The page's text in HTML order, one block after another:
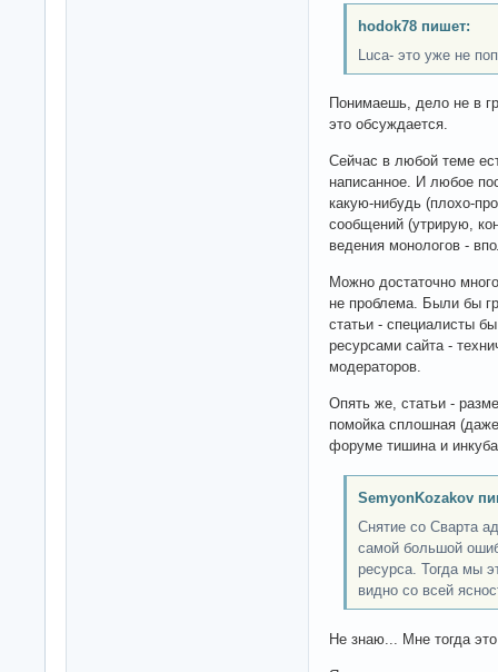
hodok78 пишет:
Luca- это уже не
Понимаешь, дело не в
это обсуждается.
Сейчас в любой теме
написанное. И любое
какую-нибудь (плохо-
сообщений (утрирую,
ведения монологов -
Можно достаточно
не проблема. Были бы
статьи - специалисты
ресурсами сайта -
модераторов.
Опять же, статьи -
помойка сплошная
форуме тишина и
SemyonKozakov
Снятие со Сварта
самой большой
ресурса. Тогда мы
видно со всей
Не знаю... Мне тогда